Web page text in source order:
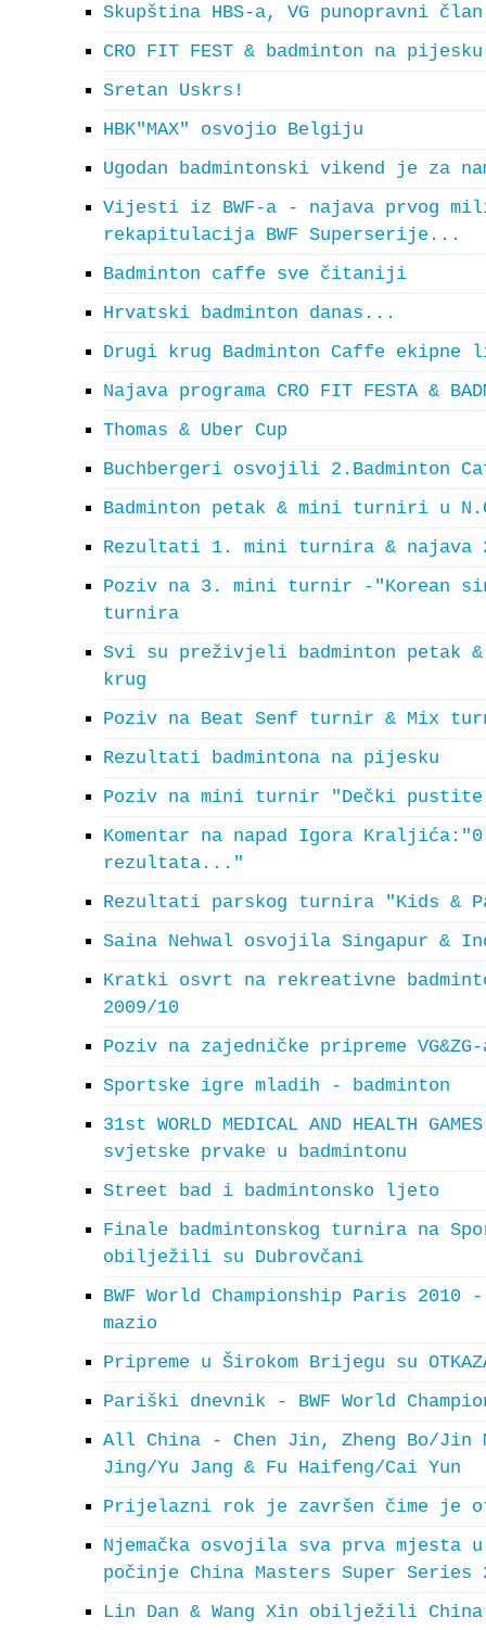
Skupština HBS-a, VG punopravni
CRO FIT FEST & badminton na pijesku
Sretan Uskrs!
HBK"MAX" osvojio Belgiju
Ugodan badmintonski vikend je za
Vijesti iz BWF-a - najava prvog
rekapitulacija BWF Superserije...
Badminton caffe sve čitaniji
Hrvatski badminton danas...
Drugi krug Badminton Caffe ekipne
Najava programa CRO FIT FESTA &
Thomas & Uber Cup
Buchbergeri osvojili 2.Badminton
Badminton petak & mini turniri u
Rezultati 1. mini turnira & najava
Poziv na 3. mini turnir -"Korean
turnira
Svi su preživjeli badminton petak
krug
Poziv na Beat Senf turnir & Mix
Rezultati badmintona na pijesku
Poziv na mini turnir "Dečki
Komentar na napad Igora Kraljića:"0
rezultata..."
Rezultati parskog turnira "Kids &
Saina Nehwal osvojila Singapur &
Kratki osvrt na rekreativne
2009/10
Poziv na zajedničke pripreme
Sportske igre mladih - badminton
31st WORLD MEDICAL AND HEALTH
svjetske prvake u badmintonu
Street bad i badmintonsko ljeto
Finale badmintonskog turnira na
obilježili su Dubrovčani
BWF World Championship Paris
mazio
Pripreme u Širokom Brijegu su
Pariški dnevnik - BWF World
All China - Chen Jin, Zheng Bo/Jin
Jing/Yu Jang & Fu Haifeng/Cai Yun
Prijelazni rok je završen čime je
Njemačka osvojila sva prva
počinje China Masters Super Series
Lin Dan & Wang Xin obilježili China